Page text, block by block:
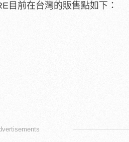
目前在台灣的販售點如下：